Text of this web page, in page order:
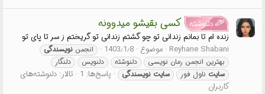
دلنوشته کسی بقیشو میدوونه
زنده ام تا بمانم زندانی تو چو گشتم زندانی تو گریختم ز سر تا پای تو
Reyhane Shabani موضوع 1403٫1٫8 انجمن نویسندگی
بهترین انجمن رمان نویسی
دلنوشته دلنویس
دلنگار
سایت ناول فور سایت نویسندگی پاسخ‌ها: 1 تالار: دلنوشته‌های
کاربران